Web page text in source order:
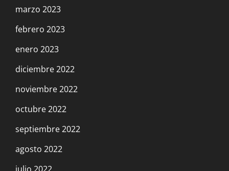
marzo 2023
febrero 2023
enero 2023
diciembre 2022
noviembre 2022
octubre 2022
septiembre 2022
agosto 2022